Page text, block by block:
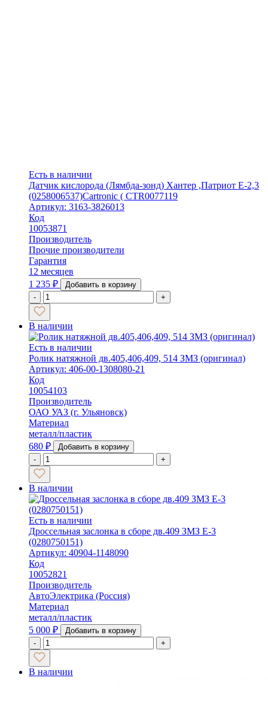
Есть в наличии
Датчик кислорода (Лямбда-зонд) Хантер ,Патриот Е-2,3
(0258006537)Cartronic ( CTR0077119
Артикул: 3163-3826013
Код
10053871
Производитель
Прочие производители
Гарантия
12 месяцев
1 235 ₽
Добавить в корзину
-
+
В наличии
Есть в наличии
Ролик натяжной дв.405,406,409, 514 ЗМЗ (оригинал)
Артикул: 406-00-1308080-21
Код
10054103
Производитель
ОАО УАЗ (г. Ульяновск)
Материал
металл/пластик
680 ₽
Добавить в корзину
-
+
В наличии
Есть в наличии
Дроссельная заслонка в сборе дв.409 ЗМЗ Е-3
(0280750151)
Артикул: 40904-1148090
Код
10052821
Производитель
АвтоЭлектрика (Россия)
Материал
металл/пластик
5 000 ₽
Добавить в корзину
-
+
В наличии